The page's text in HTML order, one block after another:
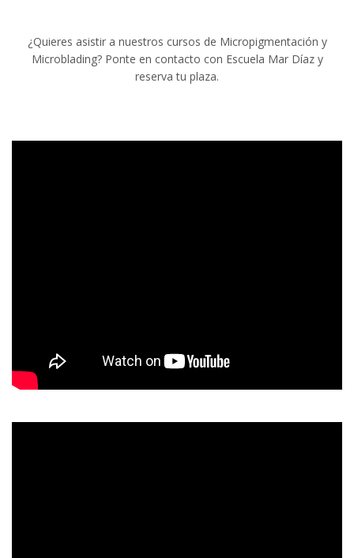
¿Quieres asistir a nuestros cursos de Micropigmentación y
Microblading? Ponte en contacto con Escuela Mar Díaz y
reserva tu plaza.